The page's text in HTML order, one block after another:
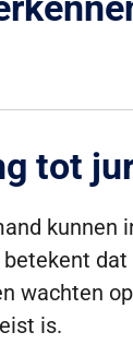
tot
kunnen
wachten
is.